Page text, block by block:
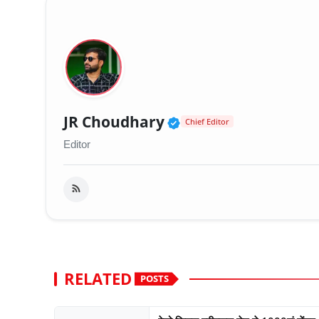
JR Choudhary Verified Public
Chief Editor
Editor
RELATED POSTS